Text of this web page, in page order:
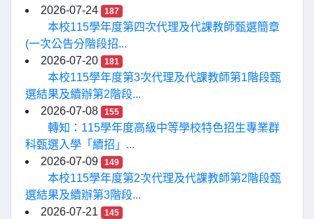
2026-07-24
187
本校115學年度第四次代理及代課教師甄選簡章
(一次公告分階段招...
2026-07-20
181
本校115學年度第3次代理及代課教師第1階段甄
選結果及續辦第2階段...
2026-07-08
155
轉知：115學年度高級中等學校特色招生專業群
科甄選入學「續招」...
2026-07-09
149
本校115學年度第2次代理及代課教師第2階段甄
選結果及續辦第3階段...
2026-07-21
145